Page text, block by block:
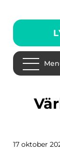
världens vanligaste
17 oktober